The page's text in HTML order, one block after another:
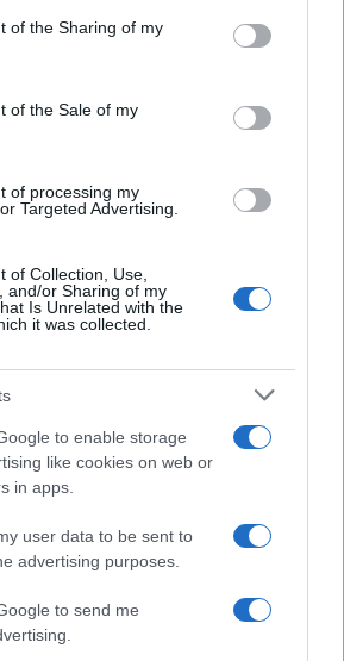
or usage behaviour. You may click to
to Google and its third-party tags to
specified purposes in below Google
of the Sharing of my
of the Sale of my
of processing my
Targeted Advertising.
of Collection, Use,
and/or Sharing of my
Is Unrelated with the
it was collected.
to enable storage
like cookies on web or
in apps.
user data to be sent to
advertising purposes.
to send me
356 7512
News
W
at
s
p
p
S
a
re
Articolo precedente
articolo
nella notte a Olbia, a fuoco due furgoni